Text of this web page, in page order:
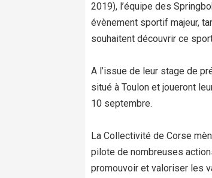
2019), l’équipe des
évènement sportif majeur,
souhaitent découvrir ce
A l’issue de leur stage de
situé à Toulon et joueront
10 septembre.
La Collectivité de Corse
pilote de nombreuses
promouvoir et valoriser les